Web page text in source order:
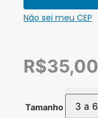
Não sei meu CEP
R$35,00
Tamanho